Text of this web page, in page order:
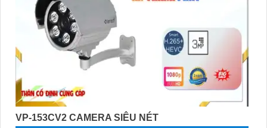
VP-153CV2 CAMERA SIÊU NÉT